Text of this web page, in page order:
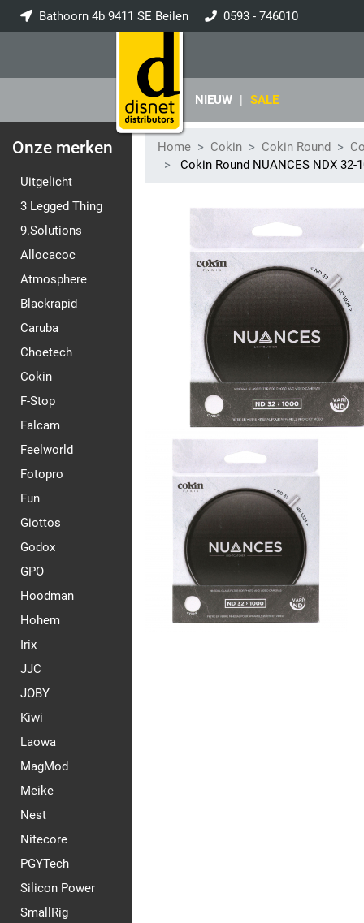
Bathoorn 4b 9411 SE Beilen 0593 - 746010
NIEUW | SALE
Onze merken
Uitgelicht
3 Legged Thing
9.Solutions
Allocacoc
Atmosphere
Blackrapid
Caruba
Choetech
Cokin
F-Stop
Falcam
Feelworld
Fotopro
Fun
Giottos
Godox
GPO
Hoodman
Hohem
Irix
JJC
JOBY
Kiwi
Laowa
MagMod
Meike
Nest
Nitecore
PGYTech
Silicon Power
SmallRig
Home Cokin Cokin Round
Cokin Round NUANCES NDX